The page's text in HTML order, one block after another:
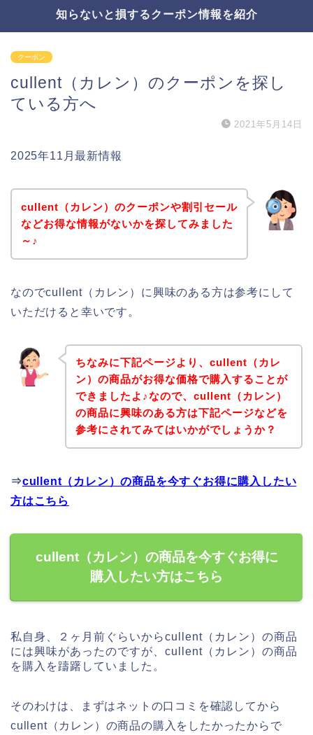
知らないと損するクーポン情報を紹介
クーポン
cullent（カレン）のクーポンを探し
ている方へ
2021年5月14日
2025年11月最新情報
cullent（カレン）のクーポンや割引セール
などお得な情報がないかを探してみました
～♪
なのでcullent（カレン）に興味のある方は参考にして
いただけると幸いです。
ちなみに下記ページより、cullent（カレ
ン）の商品がお得な価格で購入することが
できましたよ♪なので、cullent（カレン）
の商品に興味のある方は下記ページなどを
参考にされてみてはいかがでしょうか？
⇒cullent（カレン）の商品を今すぐお得に購入したい
方はこちら
cullent（カレン）の商品を今すぐお得に
購入したい方はこちら
私自身、２ヶ月前ぐらいからcullent（カレン）の商品
には興味があったのですが、cullent（カレン）の商品
を購入を躊躇していました。
そのわけは、まずはネットの口コミを確認してから
cullent（カレン）の商品の購入をしたかったからで